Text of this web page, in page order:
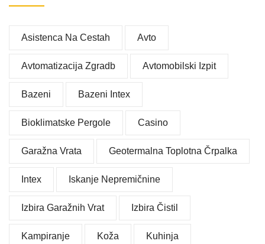
Asistenca Na Cestah Avto
Avtomatizacija Zgradb Avtomobilski Izpit
Bazeni Bazeni Intex
Bioklimatske Pergole Casino
Garažna Vrata Geotermalna Toplotna Črpalka
Intex Iskanje Nepremičnine
Izbira Garažnih Vrat Izbira Čistil
Kampiranje Koža Kuhinja